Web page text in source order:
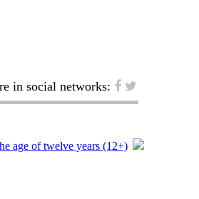
in social networks: